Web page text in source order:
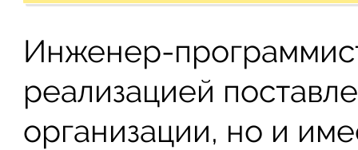
Инженер-
реализацией
организации, но и